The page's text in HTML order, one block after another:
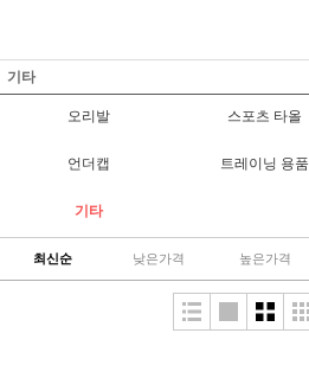
기타
오리발 스포츠 타올
언더캡 트레이닝 용품
기타
최신순 낮은가격 높은가격